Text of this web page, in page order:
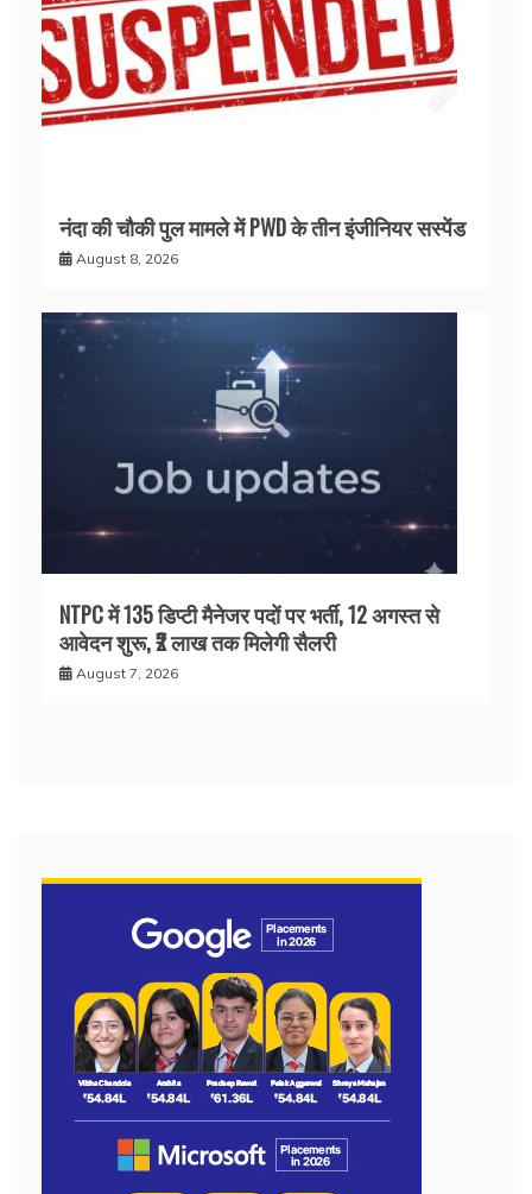
नंदा की चौकी पुल मामले में PWD के तीन इंजीनियर सस्पेंड
August 8, 2026
NTPC में 135 डिप्टी मैनेजर पदों पर भर्ती, 12 अगस्त से
आवेदन शुरू, ₹2 लाख तक मिलेगी सैलरी
August 7, 2026